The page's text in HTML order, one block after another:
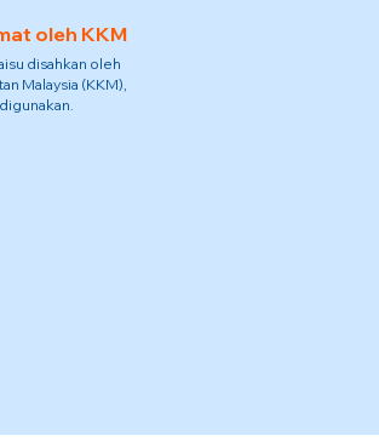
oleh KKM
disahkan oleh
Malaysia (KKM),